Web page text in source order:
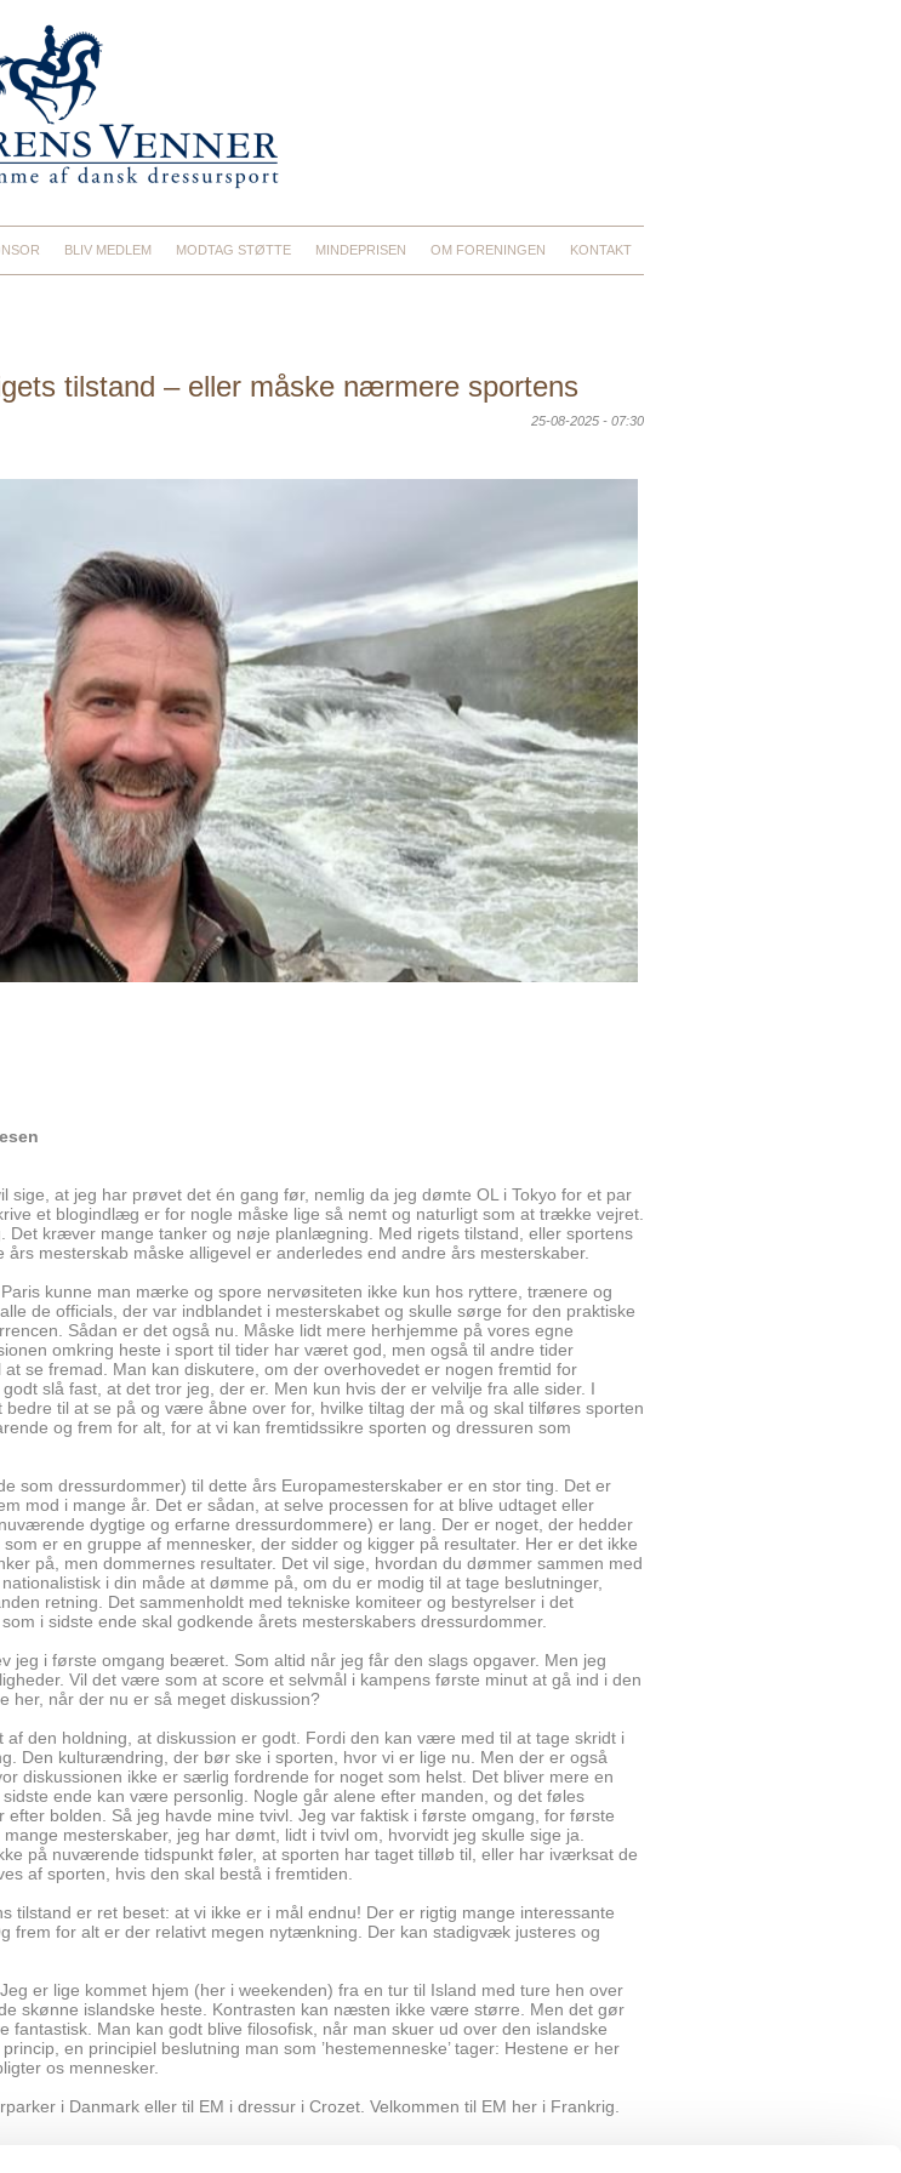
BLIV MEDLEM MODTAG STØTTE MINDEPRISEN OM FORENINGEN KONTAKT
tilstand – eller måske nærmere sportens
25-08-2025 - 07:30
sige, at jeg har prøvet det én gang før, nemlig da jeg dømte OL i Tokyo for et par
et blogindlæg er for nogle måske lige så nemt og naturligt som at trække vejret.
Det kræver mange tanker og nøje planlægning. Med rigets tilstand, eller sportens
års mesterskab måske alligevel er anderledes end andre års mesterskaber.
kunne man mærke og spore nervøsiteten ikke kun hos ryttere, trænere og
de officials, der var indblandet i mesterskabet og skulle sørge for den praktiske
Sådan er det også nu. Måske lidt mere herhjemme på vores egne
omkring heste i sport til tider har været god, men også til andre tider
se fremad. Man kan diskutere, om der overhovedet er nogen fremtid for
slå fast, at det tror jeg, der er. Men kun hvis der er velvilje fra alle sider. I
til at se på og være åbne over for, hvilke tiltag der må og skal tilføres sporten
og frem for alt, for at vi kan fremtidssikre sporten og dressuren som
som dressurdommer) til dette års Europamesterskaber er en stor ting. Det er
mod i mange år. Det er sådan, at selve processen for at blive udtaget eller
dygtige og erfarne dressurdommere) er lang. Der er noget, der hedder
er en gruppe af mennesker, der sidder og kigger på resultater. Her er det ikke
på, men dommernes resultater. Det vil sige, hvordan du dømmer sammen med
i din måde at dømme på, om du er modig til at tage beslutninger,
retning. Det sammenholdt med tekniske komiteer og bestyrelser i det
i sidste ende skal godkende årets mesterskabers dressurdommer.
jeg i første omgang beæret. Som altid når jeg får den slags opgaver. Men jeg
Vil det være som at score et selvmål i kampens første minut at gå ind i den
her, når der nu er så meget diskussion?
den holdning, at diskussion er godt. Fordi den kan være med til at tage skridt i
Den kulturændring, der bør ske i sporten, hvor vi er lige nu. Men der er også
diskussionen ikke er særlig fordrende for noget som helst. Det bliver mere en
ende kan være personlig. Nogle går alene efter manden, og det føles
bolden. Så jeg havde mine tvivl. Jeg var faktisk i første omgang, for første
mesterskaber, jeg har dømt, lidt i tvivl om, hvorvidt jeg skulle sige ja.
på nuværende tidspunkt føler, at sporten har taget tilløb til, eller har iværksat de
af sporten, hvis den skal bestå i fremtiden.
tilstand er ret beset: at vi ikke er i mål endnu! Der er rigtig mange interessante
frem for alt er der relativt megen nytænkning. Der kan stadigvæk justeres og
er lige kommet hjem (her i weekenden) fra en tur til Island med ture hen over
skønne islandske heste. Kontrasten kan næsten ikke være større. Men det gør
fantastisk. Man kan godt blive filosofisk, når man skuer ud over den islandske
en principiel beslutning man som ’hestemenneske’ tager: Hestene er her
os mennesker.
i Danmark eller til EM i dressur i Crozet. Velkommen til EM her i Frankrig.